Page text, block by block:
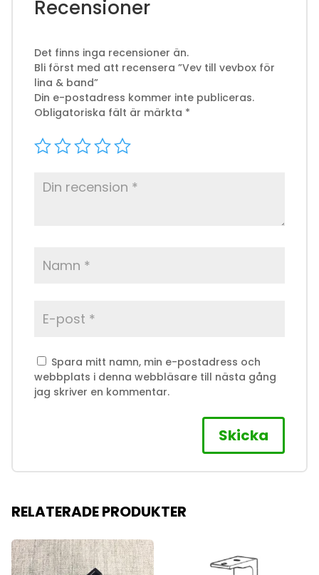
Recensioner
Det finns inga recensioner än.
Bli först med att recensera ”Vev till vevbox för
lina & band”
Din e-postadress kommer inte publiceras.
Obligatoriska fält är märkta *
Spara mitt namn, min e-postadress och
webbplats i denna webbläsare till nästa gång
jag skriver en kommentar.
RELATERADE PRODUKTER